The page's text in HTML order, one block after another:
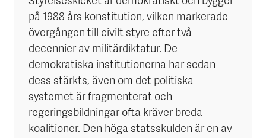
på 1988 års konstitution, vilken markerade
övergången till civilt styre efter två
decennier av militärdiktatur. De
demokratiska institutionerna har sedan
dess stärkts, även om det politiska
systemet är fragmenterat och
regeringsbildningar ofta kräver breda
koalitioner. Den höga statsskulden är en av